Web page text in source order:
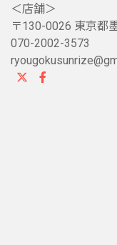
＜店舗＞
〒130-0026 東京都
070-2002-3573